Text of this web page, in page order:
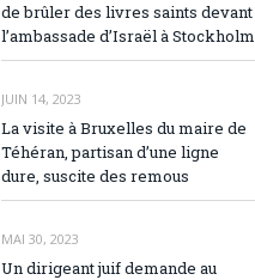
de brûler des livres saints devant
l’ambassade d’Israël à Stockholm
JUIN 14, 2023
La visite à Bruxelles du maire de
Téhéran, partisan d’une ligne
dure, suscite des remous
MAI 30, 2023
Un dirigeant juif demande au